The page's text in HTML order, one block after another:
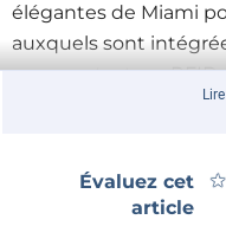
élégantes de Miami
auxquels sont
sans contact, ou
courses sans
Administration
l’équivalent de notre
Évaluez cet
article
★
★